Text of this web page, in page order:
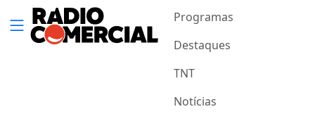
Programas
Destaques
TNT
Notícias